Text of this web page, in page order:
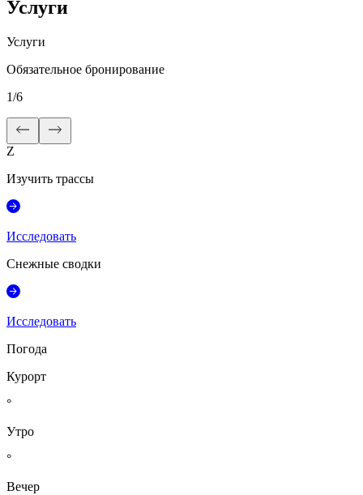
Услуги
Услуги
Обязательное бронирование
1/6
Z
Изучить трассы
Исследовать
Снежные сводки
Исследовать
Погода
Курорт
°
Утро
°
Вечер